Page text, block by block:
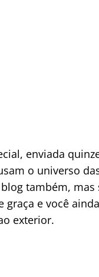
enviada
o universo
também,
graça e você
exterior.